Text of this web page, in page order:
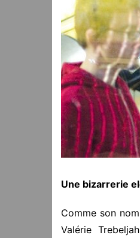
Une bizarrerie
Comme son
Valérie